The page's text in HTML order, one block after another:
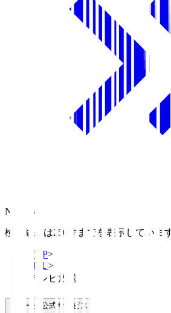
NHK BS
検索結果は250件までを表示しています
TOP>
Ｊ１ >
テレビ放送
Ｊリーグ公式サービス